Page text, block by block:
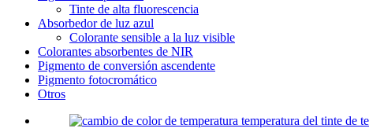
Tinte de alta fluorescencia
Absorbedor de luz azul
Colorante sensible a la luz visible
Colorantes absorbentes de NIR
Pigmento de conversión ascendente
Pigmento fotocromático
Otros